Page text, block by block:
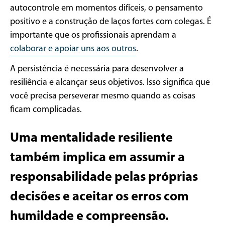
autocontrole em momentos difíceis, o pensamento
positivo e a construção de laços fortes com colegas. É
importante que os profissionais aprendam a
colaborar e apoiar uns aos outros.
A persistência é necessária para desenvolver a
resiliência e alcançar seus objetivos. Isso significa que
você precisa perseverar mesmo quando as coisas
ficam complicadas.
Uma mentalidade resiliente
também implica em assumir a
responsabilidade pelas próprias
decisões e aceitar os erros com
humildade e compreensão.